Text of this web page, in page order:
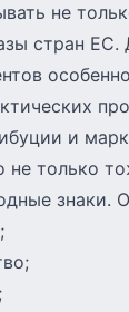
не
стран ЕС.
и
не только
знаки.